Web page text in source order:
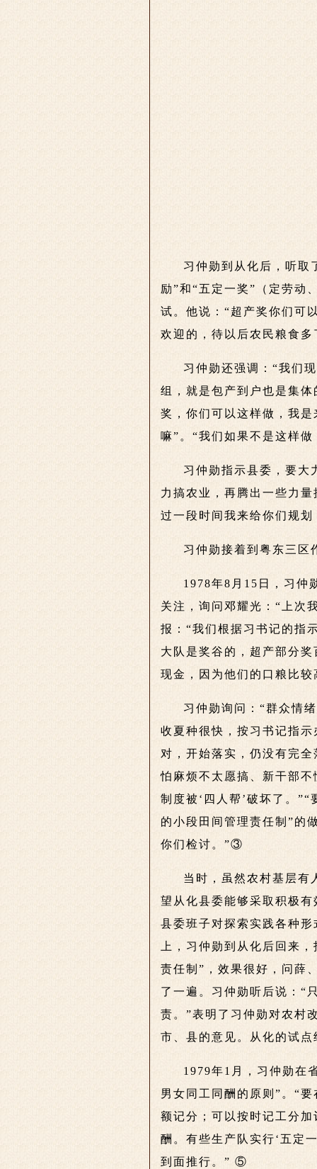
习仲勋到从化后，听取
励”和“五定一奖”（定劳动
试。他说：“超产奖你们可
欢迎的，待以后农民粮食
习仲勋还强调：“我们
组，就是包产到户也是集
奖，你们可以这样做，我
嘛”。“我们如果不是这样
习仲勋指示县委，要大
力搞农业，再腾出一些力
过一段时间我来给你们规
习仲勋接着到粤东三区
1978年8月15日，习仲
关注，询问邓耀光：“上次
报：“我们根据习书记的指
大队是奖谷的，超产部分
现金，因为他们的口粮比
习仲勋询问：“群众情
收夏种很快，按习书记指
对，开始落实，仍没有完
怕麻烦不太愿搞、新干部
制度被‘四人帮’破坏了。
的小段田间管理责任制”的
你们检讨。”③
当时，虽然农村基层有
望从化县委能够采取积极
县委班子对探索实践各种
上，习仲勋到从化后回来
责任制”，效果很好，问薛
了一遍。习仲勋听后说：“
责。”表明了习仲勋对农村
市、县的意见。从化的试
1979年1月，习仲勋在
男女同工同酬的原则”。“
额记分；可以按时记工分
酬。有些生产队实行‘五定
到面推行。” ⑤